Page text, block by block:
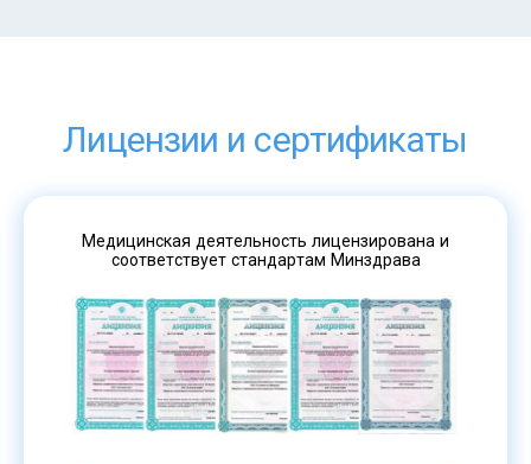
Лицензии и сертификаты
Медицинская деятельность лицензирована и
соответствует стандартам Минздрава